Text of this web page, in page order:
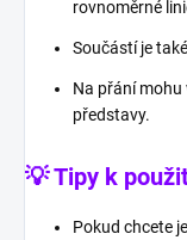
rovnoměrné
Součástí je
Na přání mohu
představy.
💡 Tipy k
Pokud chcete